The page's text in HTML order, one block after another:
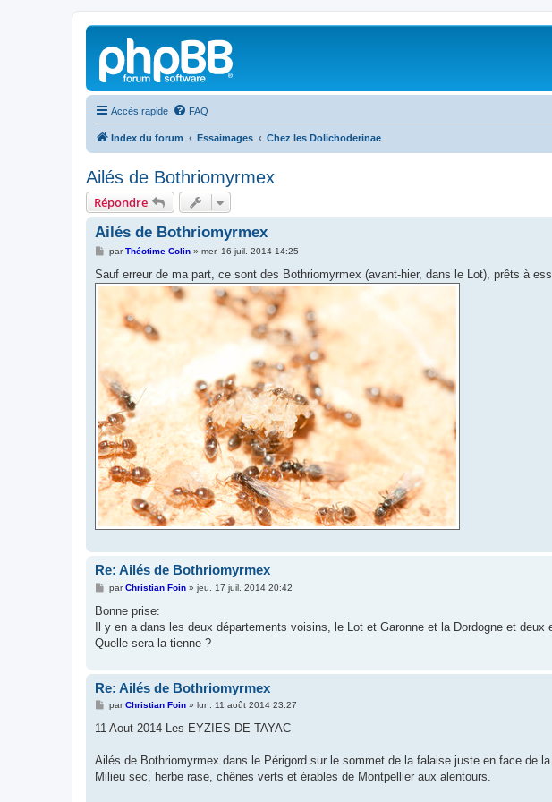
Accès rapide FAQ
Index du forum Essaimages Chez les Dolichoderinae
Ailés de Bothriomyrmex
Répondre
Ailés de Bothriomyrmex
M
s
s
parThéotime Colin» mer. 16 juil. 2014 14:25
Sauf erreur de ma part, ce sont des Bothriomyrmex (avant-hier, dans le Lot), prêts à
Re: Ailés de Bothriomyrmex
M
s
a
g
parChristian Foin» jeu. 17 juil. 2014 20:42
Bonne prise:
Il y en a dans les deux départements voisins, le Lot et Garonne et la Dordogne et
Quelle sera la tienne ?
Re: Ailés de Bothriomyrmex
M
g
parChristian Foin» lun. 11 août 2014 23:27
11 Aout 2014 Les EYZIES DE TAYAC
Ailés de Bothriomyrmex dans le Périgord sur le sommet de la falaise juste en face de
Milieu sec, herbe rase, chênes verts et érables de Montpellier aux alentours.